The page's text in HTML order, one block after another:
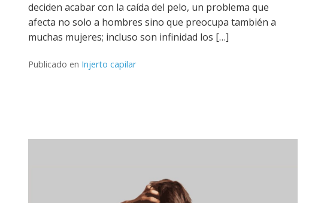
deciden acabar con la caída del pelo, un problema que
afecta no solo a hombres sino que preocupa también a
muchas mujeres; incluso son infinidad los […]
Publicado en Injerto capilar